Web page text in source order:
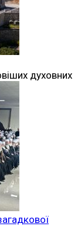
духовних